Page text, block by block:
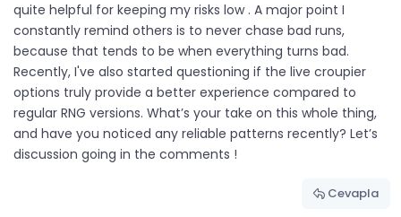
quite helpful for keeping my risks low . A major point I
constantly remind others is to never chase bad runs,
because that tends to be when everything turns bad.
Recently, I've also started questioning if the live croupier
options truly provide a better experience compared to
regular RNG versions. What’s your take on this whole thing,
and have you noticed any reliable patterns recently? Let’s
discussion going in the comments !
Cevapla